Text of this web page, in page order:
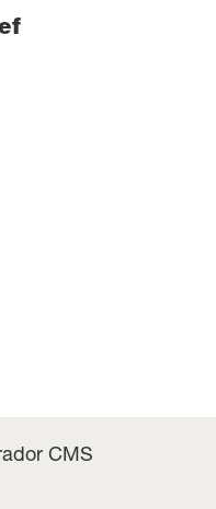
CMS